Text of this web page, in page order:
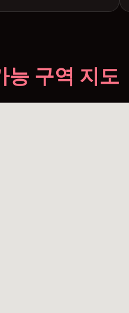
능 구역 지도